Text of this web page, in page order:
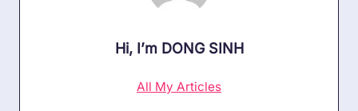
Hi, I’m DONG SINH
All My Articles